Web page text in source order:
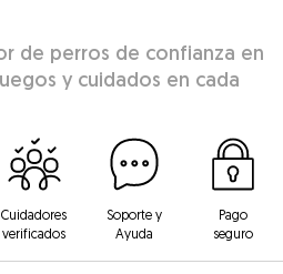
de perros de confianza en
y cuidados en cada
Cuidadores
verificados
Soporte y
Ayuda
Pago
seguro